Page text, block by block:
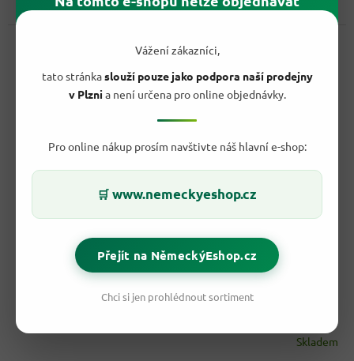
Vážení zákazníci,
tato stránkaslouží pouze jako podpora naší prodejny
v Plznia není určena pro online objednávky.
Pro online nákup prosím navštivte náš hlavní e-shop:
🛒 www.nemeckyeshop.cz
Přejít na NěmeckýEshop.cz
Chci si jen prohlédnout sortiment
všechny milovníky čokoládových dezertů. Tento pudink...
RUF pudink s pravou bourbon vanilkou 3x38g 114g
Skladem